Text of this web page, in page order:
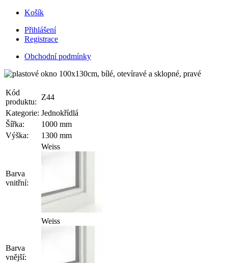
Košík
Přihlášení
Registrace
Obchodní podmínky
Kód
produktu:
Z44
Kategorie: Jednokřídlá
Šířka:
1000 mm
Výška:
1300 mm
Barva
vnitřní:
Weiss
Barva
vnější:
Weiss